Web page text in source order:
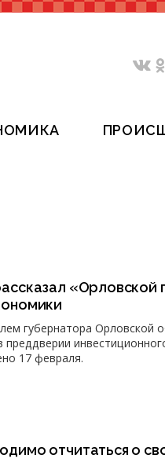
«Орловской
губернатора Орловской
преддверии
17 февраля.
отчитаться о